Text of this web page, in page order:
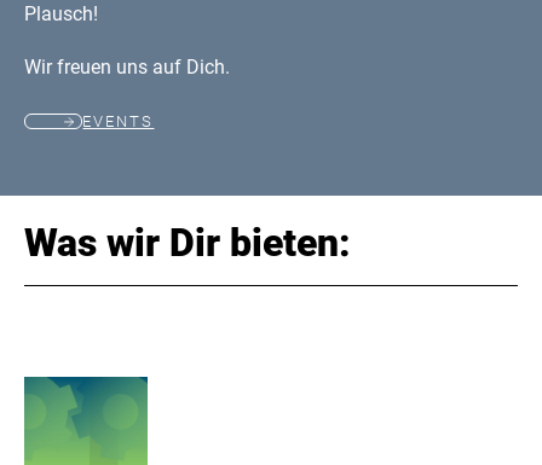
Plausch!
Wir freuen uns auf Dich.
EVENTS
Was wir Dir bieten: